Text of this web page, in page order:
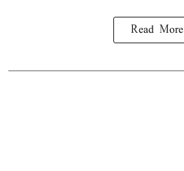
Read More